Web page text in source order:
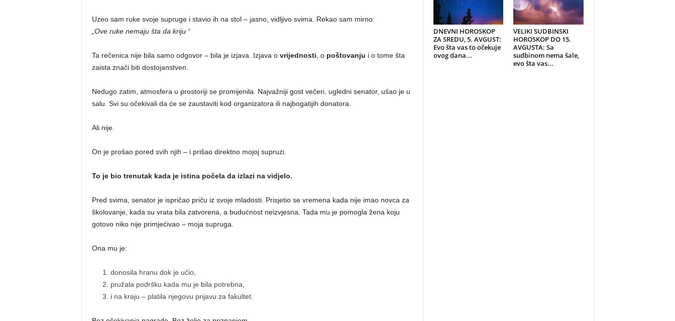
Uzeo sam ruke svoje supruge i stavio ih na stol – jasno, vidljivo svima. Rekao sam mirno:
„Ove ruke nemaju šta da kriju.“
Ta rečenica nije bila samo odgovor – bila je izjava. Izjava o vrijednosti, o poštovanju i o tome šta
zaista znači biti dostojanstven.
Nedugo zatim, atmosfera u prostoriji se promijenila. Najvažniji gost večeri, ugledni senator, ušao je u
salu. Svi su očekivali da će se zaustaviti kod organizatora ili najbogatijih donatora.
Ali nije.
On je prošao pored svih njih – i prišao direktno mojoj supruzi.
To je bio trenutak kada je istina počela da izlazi na vidjelo.
Pred svima, senator je ispričao priču iz svoje mladosti. Prisjetio se vremena kada nije imao novca za
školovanje, kada su vrata bila zatvorena, a budućnost neizvjesna. Tada mu je pomogla žena koju
gotovo niko nije primjećivao – moja supruga.
Ona mu je:
donosila hranu dok je učio,
pružala podršku kada mu je bila potrebna,
i na kraju – platila njegovu prijavu za fakultet.
DNEVNI HOROSKOP
ZA SREDU, 5. AVGUST:
Evo šta vas to očekuje
ovog dana...
VELIKI SUDBINSKI
HOROSKOP DO 15.
AVGUSTA: Sa
sudbinom nema šale,
evo šta vas...